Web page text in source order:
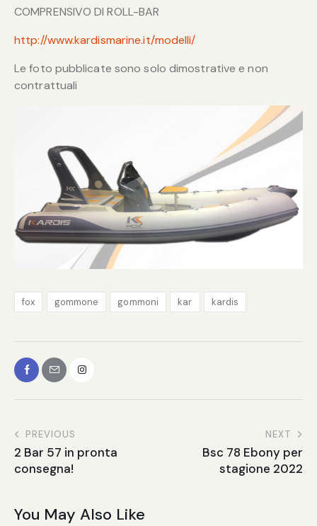
COMPRENSIVO DI ROLL-BAR
http://www.kardismarine.it/modelli/
Le foto pubblicate sono solo dimostrative e non
contrattuali
fox gommone gommoni kar kardis
PREVIOUS
2 Bar 57 in pronta
consegna!
NEXT
Bsc 78 Ebony per
stagione 2022
You May Also Like